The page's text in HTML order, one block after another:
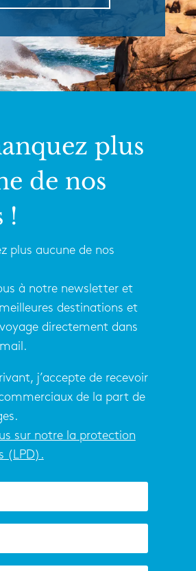
plus
de nos
!
plus aucune de nos
à notre newsletter et
destinations et
directement dans
j’accepte de recevoir
de la part de
sur notre la protection
(LPD).